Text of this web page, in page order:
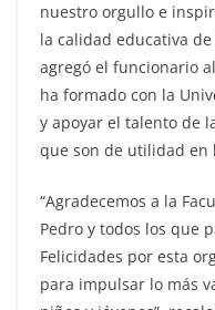
nuestro orgullo e
la calidad educativa
agregó el funcionario
ha formado con la
y apoyar el talento de
que son de utilidad en
“Agradecemos a la
Pedro y todos los que
Felicidades por esta
para impulsar lo más